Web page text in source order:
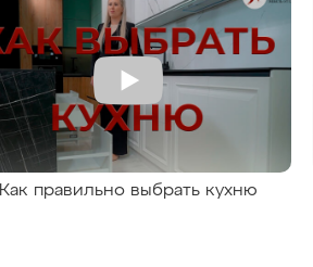
Как правильно выбрать кухню